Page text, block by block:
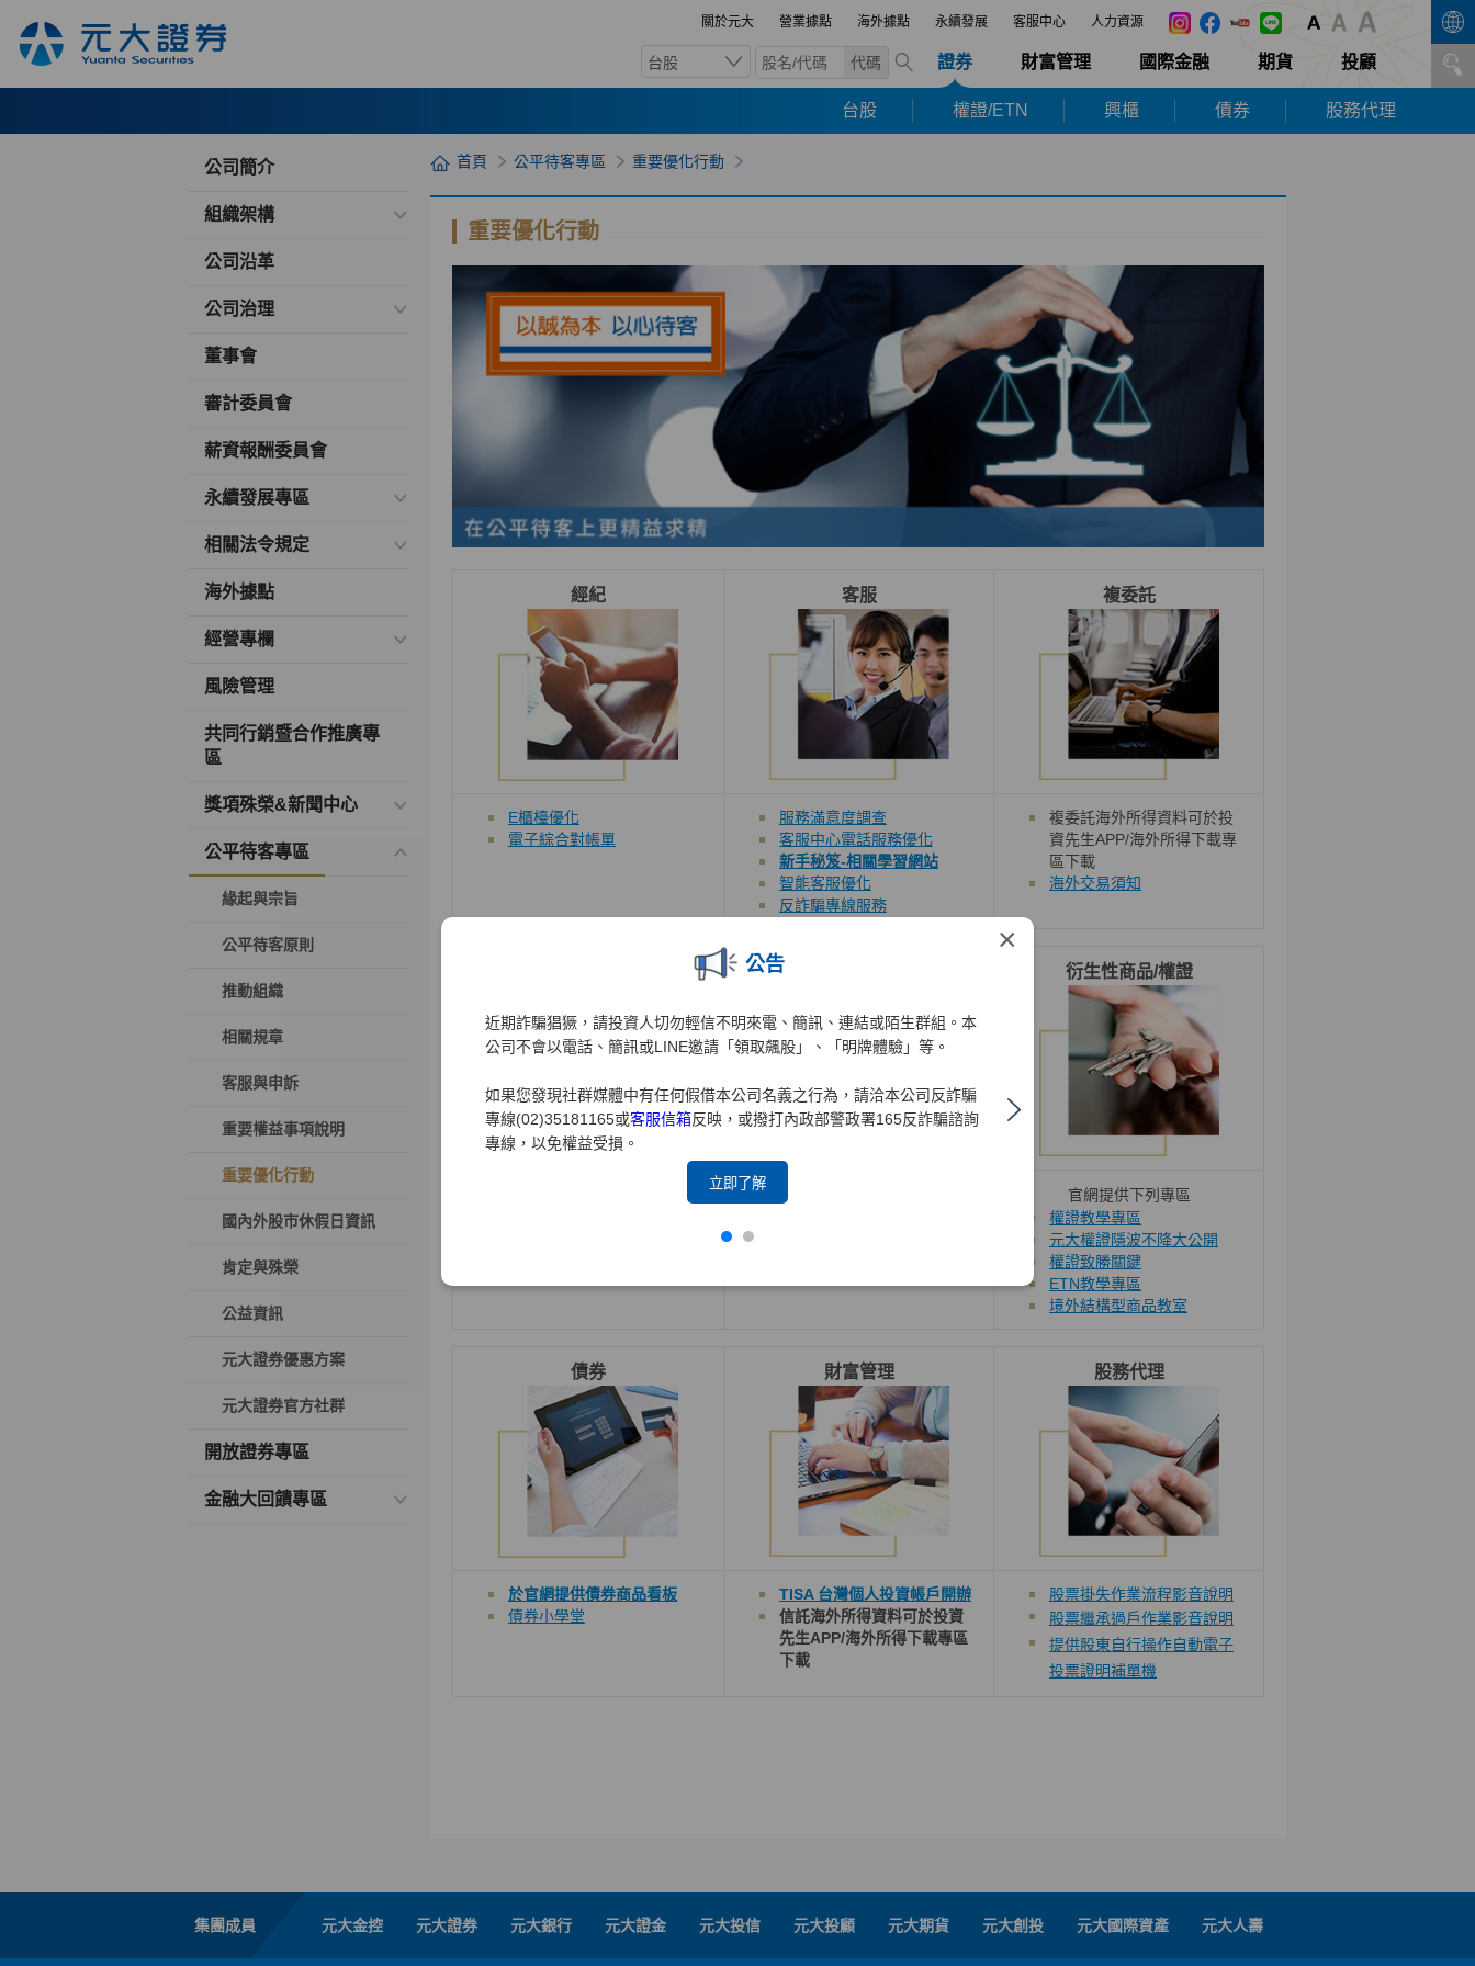
關於元大 營業據點 海外據點 永續發展 客服中心 人力資源
台股 代碼 證券 財富管理 國際金融 期貨 投顧
台股 權證/ETN 興櫃 債券 股務代理
×
公告
近期詐騙猖獗，請投資人切勿輕信不明來電、簡訊、連結或陌生群組。本
公司不會以電話、簡訊或LINE邀請「領取飆股」、「明牌體驗」等。
如果您發現社群媒體中有任何假借本公司名義之行為，請洽本公司反詐騙
專線(02)35181165或客服信箱反映，或撥打內政部警政署165反詐騙諮詢
專線，以免權益受損。
立即了解
公司簡介
組織架構
公司沿革
公司治理
董事會
審計委員會
薪資報酬委員會
永續發展專區
相關法令規定
海外據點
經營專欄
風險管理
共同行銷暨合作推廣專
區
獎項殊榮&新聞中心
公平待客專區
緣起與宗旨
公平待客原則
推動組織
相關規章
客服與申訴
重要權益事項說明
重要優化行動
國內外股市休假日資訊
肯定與殊榮
公益資訊
元大證券優惠方案
元大證券官方社群
開放證券專區
金融大回饋專區
首頁 公平待客專區 重要優化行動
重要優化行動
經紀 客服 複委託
E櫃檯優化
電子綜合對帳單
服務滿意度調查
客服中心電話服務優化
新手秘笈-相關學習網站
智能客服優化
反詐騙專線服務
複委託海外所得資料可於投
資先生APP/海外所得下載專
區下載
海外交易須知
衍生性商品/權證
官網提供下列專區
權證教學專區
元大權證隱波不降大公開
權證致勝關鍵
ETN教學專區
境外結構型商品教室
債券 財富管理 股務代理
於官網提供債券商品看板
債券小學堂
TISA 台灣個人投資帳戶開辦
信託海外所得資料可於投資
先生APP/海外所得下載專區
下載
股票掛失作業流程影音說明
股票繼承過戶作業影音說明
提供股東自行操作自動電子
投票證明補單機
集團成員 元大金控 元大證券 元大銀行 元大證金 元大投信 元大投顧 元大期貨 元大創投 元大國際資產 元大人壽